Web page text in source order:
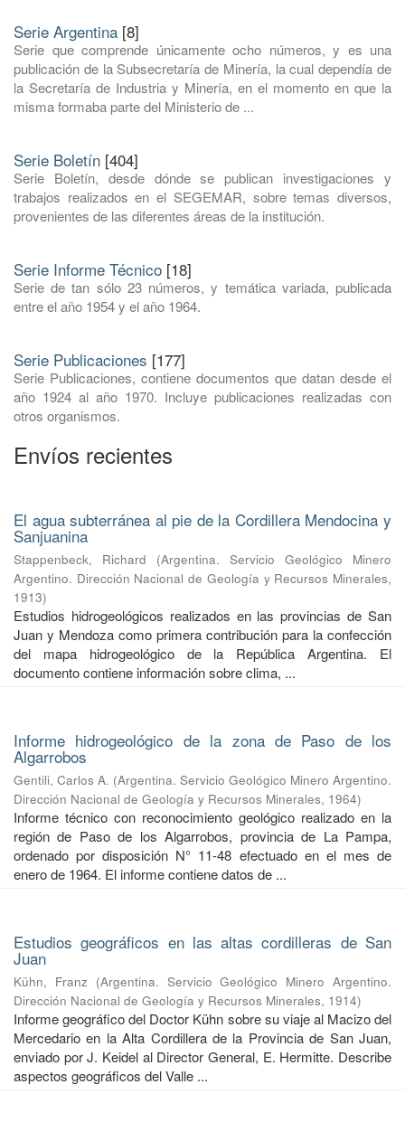
Serie Argentina [8]
Serie que comprende únicamente ocho números, y es una
publicación de la Subsecretaría de Minería, la cual dependía de
la Secretaría de Industria y Minería, en el momento en que la
misma formaba parte del Ministerio de ...
Serie Boletín [404]
Serie Boletín, desde dónde se publican investigaciones y
trabajos realizados en el SEGEMAR, sobre temas diversos,
provenientes de las diferentes áreas de la institución.
Serie Informe Técnico [18]
Serie de tan sólo 23 números, y temática variada, publicada
entre el año 1954 y el año 1964.
Serie Publicaciones [177]
Serie Publicaciones, contiene documentos que datan desde el
año 1924 al año 1970. Incluye publicaciones realizadas con
otros organismos.
Envíos recientes
El agua subterránea al pie de la Cordillera Mendocina y
Sanjuanina
Stappenbeck, Richard (Argentina. Servicio Geológico Minero
Argentino. Dirección Nacional de Geología y Recursos Minerales,
1913)
Estudios hidrogeológicos realizados en las provincias de San
Juan y Mendoza como primera contribución para la confección
del mapa hidrogeológico de la República Argentina. El
documento contiene información sobre clima, ...
Informe hidrogeológico de la zona de Paso de los
Algarrobos
Gentili, Carlos A. (Argentina. Servicio Geológico Minero Argentino.
Dirección Nacional de Geología y Recursos Minerales, 1964)
Informe técnico con reconocimiento geológico realizado en la
región de Paso de los Algarrobos, provincia de La Pampa,
ordenado por disposición N° 11-48 efectuado en el mes de
enero de 1964. El informe contiene datos de ...
Estudios geográficos en las altas cordilleras de San
Juan
Kühn, Franz (Argentina. Servicio Geológico Minero Argentino.
Dirección Nacional de Geología y Recursos Minerales, 1914)
Informe geográfico del Doctor Kühn sobre su viaje al Macizo del
Mercedario en la Alta Cordillera de la Provincia de San Juan,
enviado por J. Keidel al Director General, E. Hermitte. Describe
aspectos geográficos del Valle ...